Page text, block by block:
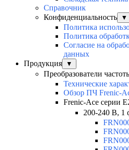
Справочник
Конфиденциальность
▼
Политика
Политика
Согласие на
данных
Продукция
▼
Преобразователи
Технические
Обзор ПЧ Frenic-
Frenic-Ace серии
200-240 В, 1